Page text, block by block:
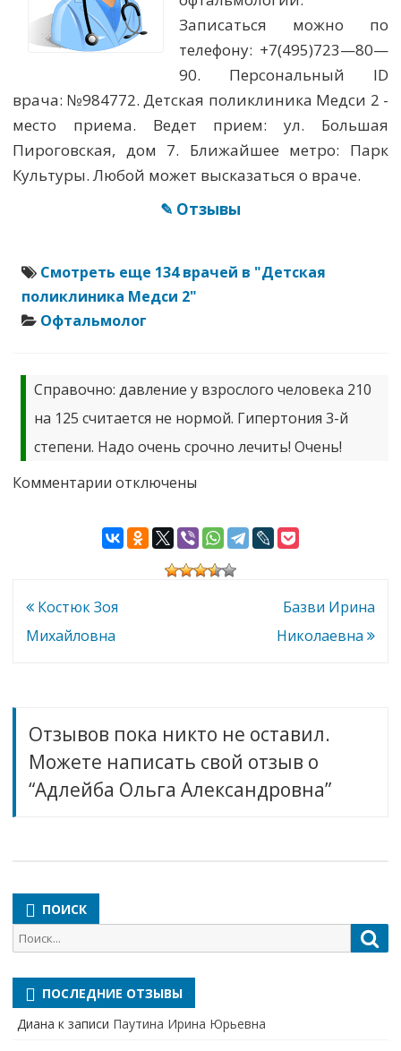
Записаться можно по
телефону: +7(495)723—80—
90. Персональный ID
врача: №984772. Детская поликлиника Медси 2 -
место приема. Ведет прием: ул. Большая
Пироговская, дом 7. Ближайшее метро: Парк
Культуры. Любой может высказаться о враче.
✎ Отзывы
Смотреть еще 134 врачей в "Детская
поликлиника Медси 2"
Офтальмолог
Справочно: давление у взрослого человека 210
на 125 считается не нормой. Гипертония 3-й
степени. Надо очень срочно лечить! Очень!
Комментарии к
Ольга
Александровна
отключены
Навигация
по
Костюк Зоя
Михайловна
Базви Ирина
Николаевна
Отзывов пока никто не оставил.
Можете написать свой отзыв о
“Адлейба Ольга Александровна”
ПОИСК
Поиск
для:
ПОСЛЕДНИЕ ОТЗЫВЫ
Диана к записи Паутина Ирина Юрьевна